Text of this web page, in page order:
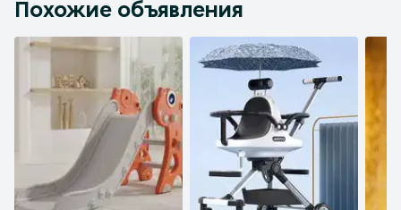
Похожие объявления